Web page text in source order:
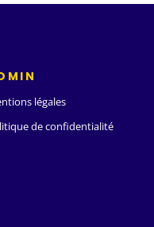
légales
de confidentialité